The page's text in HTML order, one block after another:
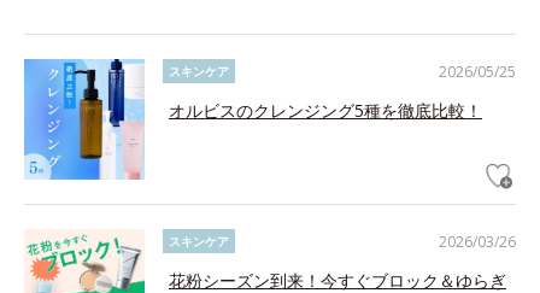
2026/05/25
スキンケア
オルビスのクレンジング5種を徹底比較！
2026/03/26
スキンケア
花粉シーズン到来！今すぐブロック＆ゆらぎ